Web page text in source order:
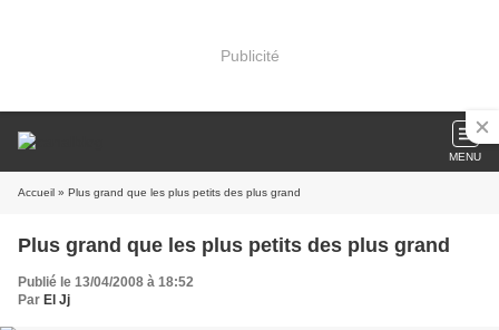
Publicité
MENU
Accueil » Plus grand que les plus petits des plus grand
Plus grand que les plus petits des plus grand
Publié le 13/04/2008 à 18:52
Par El Jj